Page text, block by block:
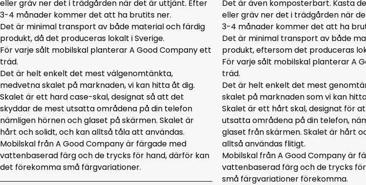
eller gräv ner det i trädgården när det är uttjänt. Efter
3-4 månader kommer det att ha brutits ner.
Det är minimal transport av både material och färdig
produkt, då det produceras lokalt i Sverige.
För varje sålt mobilskal planterar A Good Company ett
träd.
Det är helt enkelt det mest välgenomtänkta,
medvetna skalet på marknaden, vi kan hitta åt dig.
Skalet är ett hard case-skal, designat så att det
skyddar de mest utsatta områdena på din telefon
nämligen hörnen och glaset på skärmen. Skalet är
hårt och solidt, och kan alltså tåla att användas.
Mobilskal från A Good Company är färgade med
vattenbaserad färg och de trycks för hand, därför kan
det förekomma små färgvariationer.
Det är även komposterbart. Kasta
eller gräv ner det i trädgården när
3-4 månader kommer det att ha
Det är minimal transport av både
produkt, eftersom det produceras
För varje sålt mobilskal planterar A
träd.
Det är helt enkelt det mest
skalet på marknaden som vi kan
Skalet är ett hårt skal, designat för
utsatta områdena på din telefon,
glaset från skärmen. Skalet är hårt
alltså användas flitigt.
Mobilskal från A Good Company är
vattenbaserad färg och de trycks
små färgvariationer förekomma.